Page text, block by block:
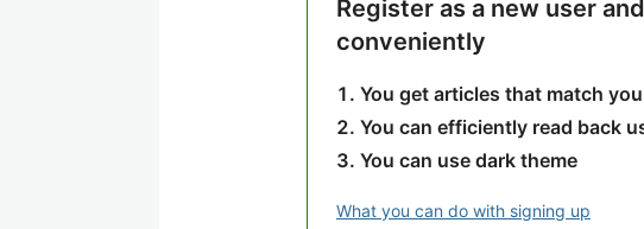
Register as a new user
conveniently
You get articles that match
You can efficiently read back
You can use dark theme
What you can do with signing up